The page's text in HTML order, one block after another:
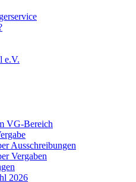
e.V.
VG-Bereich
Ausschreibungen
Vergaben
2026